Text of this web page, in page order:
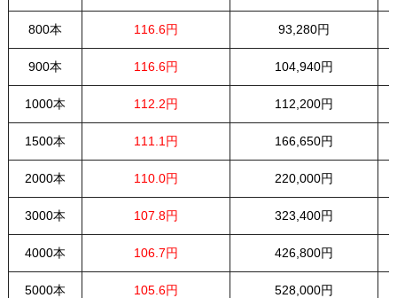
800本 116.6円 93,280円
900本 116.6円 104,940円
1000本 112.2円 112,200円
1500本 111.1円 166,650円
2000本 110.0円 220,000円
3000本 107.8円 323,400円
4000本 106.7円 426,800円
5000本 105.6円 528,000円